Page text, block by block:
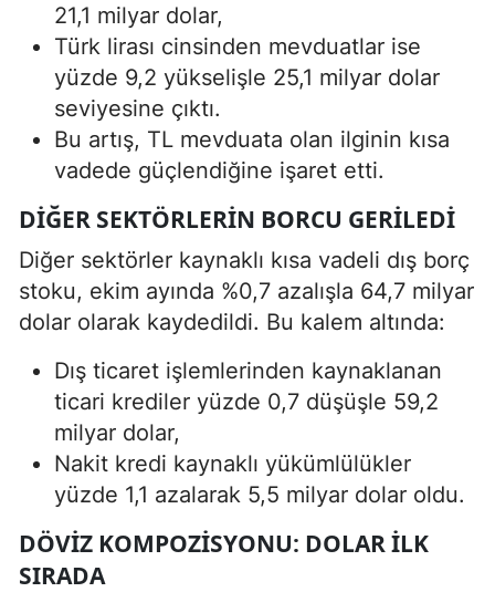
21,1 milyar dolar,
Türk lirası cinsinden mevduatlar ise
yüzde 9,2 yükselişle 25,1 milyar dolar
seviyesine çıktı.
Bu artış, TL mevduata olan ilginin kısa
vadede güçlendiğine işaret etti.
DIĞER SEKTÖRLERIN BORCU GERILEDI
Diğer sektörler kaynaklı kısa vadeli dış borç
stoku, ekim ayında %0,7 azalışla 64,7 milyar
dolar olarak kaydedildi. Bu kalem altında:
Dış ticaret işlemlerinden kaynaklanan
ticari krediler yüzde 0,7 düşüşle 59,2
milyar dolar,
Nakit kredi kaynaklı yükümlülükler
yüzde 1,1 azalarak 5,5 milyar dolar oldu.
DÖVIZ KOMPOZISYONU: DOLAR ILK
SIRADA